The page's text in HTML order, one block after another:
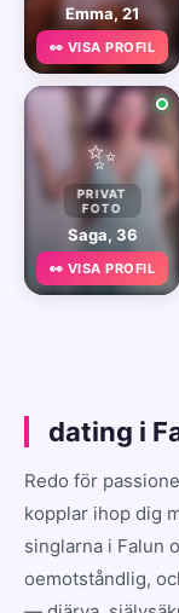
Emma, 21
👀 VISA PROFIL
✨
PRIVAT
FOTO
Saga, 36
👀 VISA PROFIL
dating i
Redo för
kopplar ihop dig
singlarna i Falun
oemotståndlig,